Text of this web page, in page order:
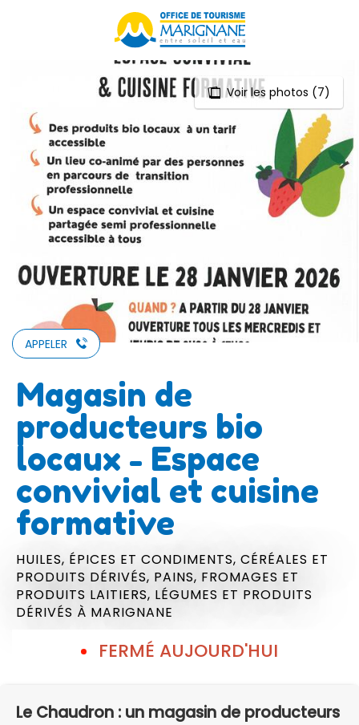
Voir les photos (7)
APPELER
Magasin de
producteurs bio
locaux - Espace
convivial et cuisine
formative
HUILES, ÉPICES ET CONDIMENTS, CÉRÉALES ET
PRODUITS DÉRIVÉS, PAINS, FROMAGES ET
PRODUITS LAITIERS, LÉGUMES ET PRODUITS
DÉRIVÉS À MARIGNANE
FERMÉ AUJOURD'HUI
Le Chaudron : un magasin de producteurs